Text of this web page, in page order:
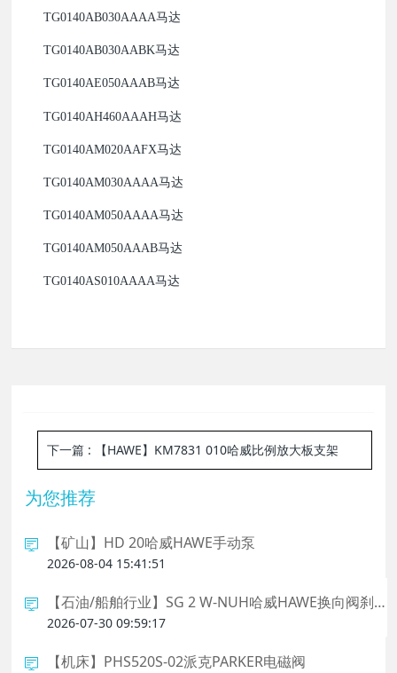
TG0140AB030AAAA马达
TG0140AB030AABK马达
TG0140AE050AAAB马达
TG0140AH460AAAH马达
TG0140AM020AAFX马达
TG0140AM030AAAA马达
TG0140AM050AAAA马达
TG0140AM050AAAB马达
TG0140AS010AAAA马达
下一篇 : 【HAWE】KM7831 010哈威比例放大板支架
为您推荐
【矿山】HD 20哈威HAWE手动泵
2026-08-04 15:41:51
【石油/船舶行业】SG 2 W-NUH哈威HAWE换向阀刹车
2026-07-30 09:59:17
【机床】PHS520S-02派克PARKER电磁阀